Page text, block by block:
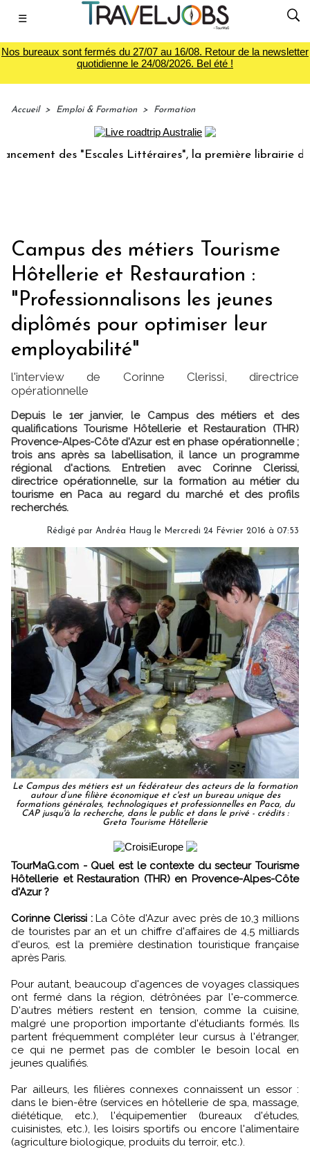
☰
Nos bureaux sont fermés du 27/07 au 16/08. Retour de la newsletter
quotidienne le 24/08/2026. Bel été !
Accueil > Emploi & Formation > Formation
des "Escales Littéraires", la première librairie du voyage
Campus des métiers Tourisme
Hôtellerie et Restauration :
"Professionnalisons les jeunes
diplômés pour optimiser leur
employabilité"
l'interview de Corinne Clerissi, directrice
opérationnelle
Depuis le 1er janvier, le Campus des métiers et des
qualifications Tourisme Hôtellerie et Restauration (THR)
Provence-Alpes-Côte d'Azur est en phase opérationnelle ;
trois ans après sa labellisation, il lance un programme
régional d'actions. Entretien avec Corinne Clerissi,
directrice opérationnelle, sur la formation au métier du
tourisme en Paca au regard du marché et des profils
recherchés.
Rédigé par Andréa Haug le Mercredi 24 Février 2016 à 07:53
Le Campus des métiers est un fédérateur des acteurs de la formation
autour d’une filière économique et c'est un bureau unique des
formations générales, technologiques et professionnelles en Paca, du
CAP jusqu'à la recherche, dans le public et dans le privé - crédits :
Greta Tourisme Hôtellerie
TourMaG.com - Quel est le contexte du secteur Tourisme
Hôtellerie et Restauration (THR) en Provence-Alpes-Côte
d'Azur ?
Corinne Clerissi :La Côte d'Azur avec près de 10,3 millions
de touristes par an et un chiffre d'affaires de 4,5 milliards
d'euros, est la première destination touristique française
après Paris.
Pour autant, beaucoup d'agences de voyages classiques
ont fermé dans la région, détrônées par l'e-commerce.
D'autres métiers restent en tension, comme la cuisine,
malgré une proportion importante d'étudiants formés. Ils
partent fréquemment compléter leur cursus à l'étranger,
ce qui ne permet pas de combler le besoin local en
jeunes qualifiés.
Par ailleurs, les filières connexes connaissent un essor :
dans le bien-être (services en hôtellerie de spa, massage,
diététique, etc.), l'équipementier (bureaux d'études,
cuisinistes, etc.), les loisirs sportifs ou encore l'alimentaire
(agriculture biologique, produits du terroir, etc.).